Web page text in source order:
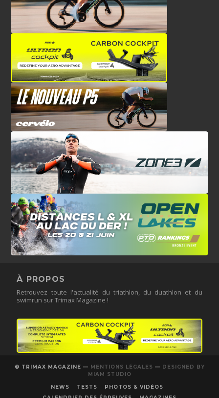
À PROPOS
Retrouvez toute l'actualité du triathlon, du duathlon et du
swimrun sur Trimax Magazine !
© TRIMAX MAGAZINE — MENTIONS LÉGALES — DESIGNED BY
MIAM STUDIO
NEWS
TESTS
PHOTOS & VIDÉOS